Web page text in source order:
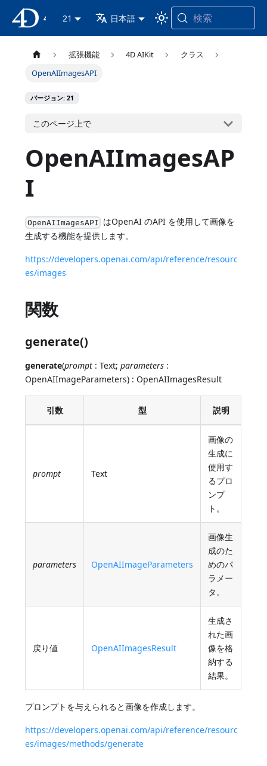
21 日本語 検索
拡張機能 4D AIKit
クラス
OpenAIImagesAPI
バージョン: 21
このページ上で
OpenAIImagesAP
I
OpenAIImagesAPI はOpenAI のAPI を使用して画像を
生成する機能を提供します。
https://developers.openai.com/api/reference/resourc
es/images
関数
generate()
generate(prompt : Text;parameters :
OpenAIImageParameters) : OpenAIImagesResult
引数 型 説明
prompt Text
画像の
生成に
使用す
るプロ
ンプ
ト。
parameters OpenAIImageParameters
画像生
成のた
めのパ
ラメー
タ。
戻り値 OpenAIImagesResult
生成さ
れた画
像を格
納する
結果。
プロンプトを与えられると画像を作成します。
https://developers.openai.com/api/reference/resourc
es/images/methods/generate